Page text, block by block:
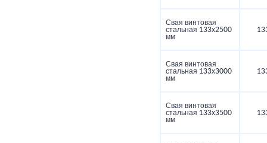
Свая винтовая
стальная 133х2500
мм
Свая винтовая
стальная 133х3000
мм
Свая винтовая
стальная 133х3500
мм